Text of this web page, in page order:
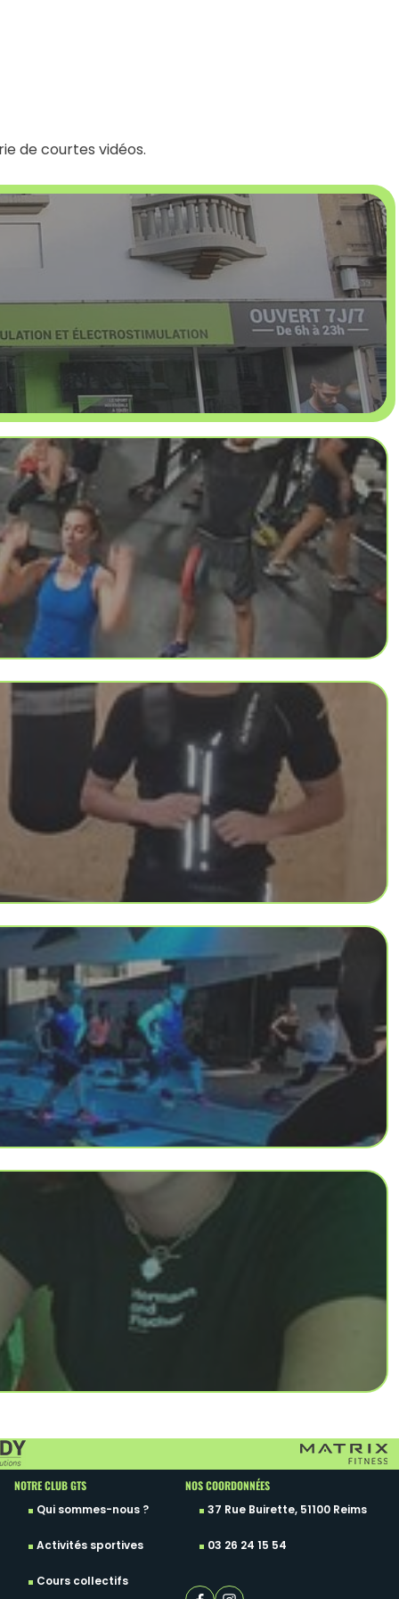
de courtes vidéos.
NOTRE CLUB GTS
Qui sommes-nous ?
Activités sportives
Cours collectifs
NOS COORDONNÉES
37 Rue Buirette, 51100 Reims
03 26 24 15 54